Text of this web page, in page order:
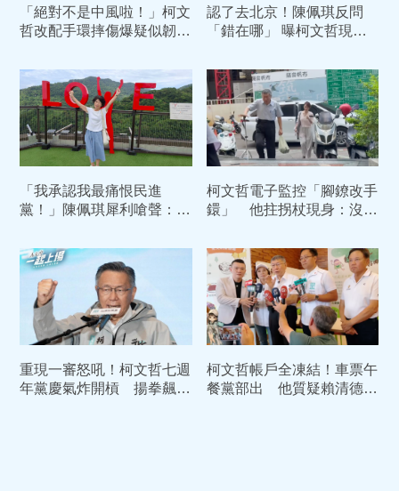
「絕對不是中風啦！」柯文
哲改配手環摔傷爆疑似韌帶
辱性極強
認了去北京！陳佩琪反問
「錯在哪」 曝柯文哲現
「我承認我最痛恨民進
黨！」陳佩琪犀利嗆聲：愛
柯文哲電子監控「腳鐐改手
鐶」 他拄拐杖現身：沒事
重現一審怒吼！柯文哲七週
年黨慶氣炸開槓 揚拳飆嗆
柯文哲帳戶全凍結！車票午
餐黨部出 他質疑賴清德：